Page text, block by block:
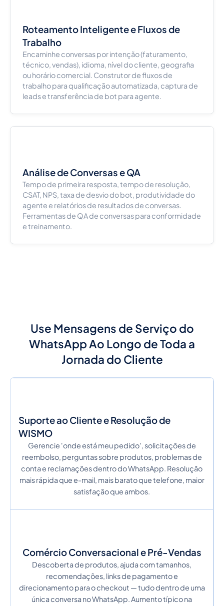
Roteamento Inteligente e Fluxos de
Trabalho
Encaminhe conversas por intenção (faturamento,
técnico, vendas), idioma, nível do cliente, geografia
ou horário comercial. Construtor de fluxos de
trabalho para qualificação automatizada, captura de
leads e transferência de bot para agente.
Análise de Conversas e QA
Tempo de primeira resposta, tempo de resolução,
CSAT, NPS, taxa de desvio do bot, produtividade do
agente e relatórios de resultados de conversas.
Ferramentas de QA de conversas para conformidade
e treinamento.
Use Mensagens de Serviço do
WhatsApp Ao Longo de Toda a
Jornada do Cliente
Suporte ao Cliente e Resolução de
WISMO
Gerencie 'onde está meu pedido', solicitações de
reembolso, perguntas sobre produtos, problemas de
conta e reclamações dentro do WhatsApp. Resolução
mais rápida que e-mail, mais barato que telefone, maior
satisfação que ambos.
Comércio Conversacional e Pré-Vendas
Descoberta de produtos, ajuda com tamanhos,
recomendações, links de pagamento e
direcionamento para o checkout — tudo dentro de uma
única conversa no WhatsApp. Aumento típico na